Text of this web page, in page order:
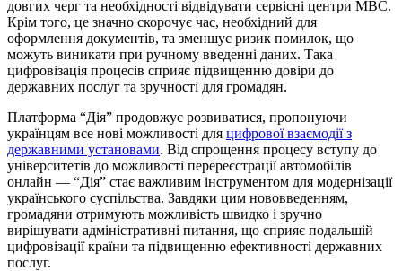
довгих черг та необхідності відвідувати сервісні центри МВС.
Крім того, це значно скорочує час, необхідний для
оформлення документів, та зменшує ризик помилок, що
можуть виникати при ручному введенні даних. Така
цифровізація процесів сприяє підвищенню довіри до
державних послуг та зручності для громадян.
Платформа “Дія” продовжує розвиватися, пропонуючи
українцям все нові можливості для цифрової взаємодії з
державними установами. Від спрощення процесу вступу до
університетів до можливості перереєстрації автомобілів
онлайн — “Дія” стає важливим інструментом для модернізації
українського суспільства. Завдяки цим нововведенням,
громадяни отримують можливість швидко і зручно
вирішувати адміністративні питання, що сприяє подальшій
цифровізації країни та підвищенню ефективності державних
послуг.